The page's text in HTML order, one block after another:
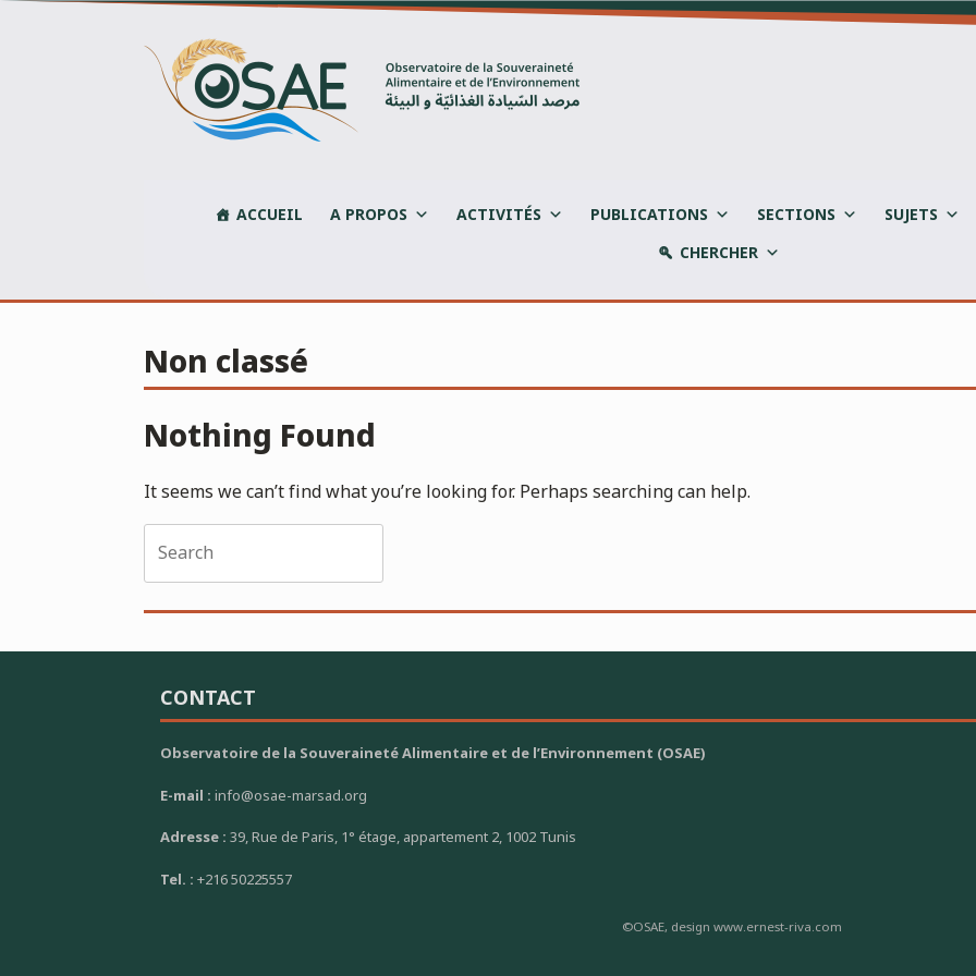
Skip
ACCUEIL A PROPOS ACTIVITÉS PUBLICATIONS SECTIONS SUJETS
CHERCHER
Non classé
Nothing Found
It seems we can’t find what you’re looking for. Perhaps searching can help.
Search
for:
CONTACT
Observatoire de la Souveraineté Alimentaire et de l’Environnement (OSAE)
E-mail :info@osae-marsad.org
Adresse :39, Rue de Paris, 1° étage, appartement 2, 1002 Tunis
Tel. :+216 50225557
©OSAE, design www.ernest-riva.com